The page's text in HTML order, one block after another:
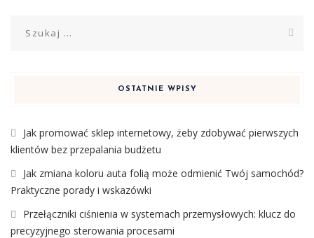
OSTATNIE WPISY
Jak promować sklep internetowy, żeby zdobywać pierwszych
klientów bez przepalania budżetu
Jak zmiana koloru auta folią może odmienić Twój samochód?
Praktyczne porady i wskazówki
Przełączniki ciśnienia w systemach przemysłowych: klucz do
precyzyjnego sterowania procesami